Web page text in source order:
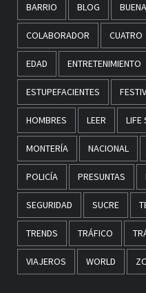
BARRIO BLOG
COLABORADOR CUATRO
EDAD ENTRETENIMIENTO
ESTUPEFACIENTES
HOMBRES LEER LIFE
MONTERÍA NACIONAL
POLICÍA PRESUNTAS
SEGURIDAD SUCRE
TRENDS TRÁFICO
VIAJEROS WORLD